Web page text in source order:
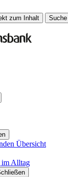
zum Inhalt Suche
Übersicht
Alltag